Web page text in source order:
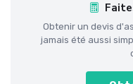
Obtenir un devis
jamais été aussi